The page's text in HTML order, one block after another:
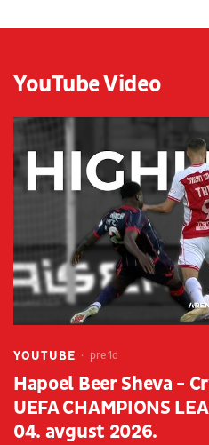
YouTube Video
YOUTUBE pre 1d
Hapoel Beer Sheva -
UEFA CHAMPIONS
04. avgust 2026.